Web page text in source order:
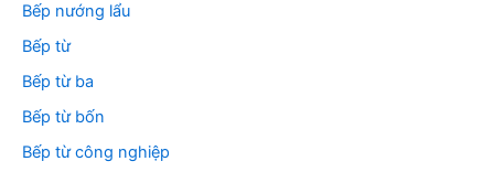
Bếp nướng lẩu
Bếp từ
Bếp từ ba
Bếp từ bốn
Bếp từ công nghiệp